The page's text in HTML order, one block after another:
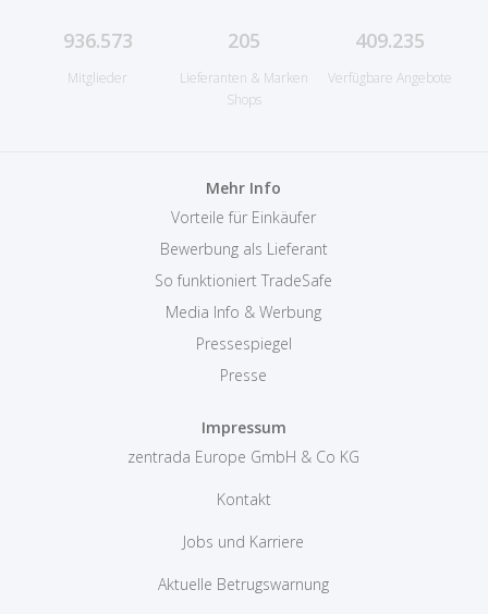
936.573
Mitglieder
205
Lieferanten & Marken
Shops
409.235
Verfügbare Angebote
Mehr Info
Vorteile für Einkäufer
Bewerbung als Lieferant
So funktioniert TradeSafe
Media Info & Werbung
Pressespiegel
Presse
Impressum
zentrada Europe GmbH & Co KG
Kontakt
Jobs und Karriere
Aktuelle Betrugswarnung